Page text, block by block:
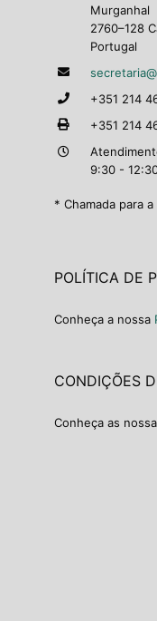
Murganhal
2760–128
Portugal
+351 214
+351 214
9:30 -
* Chamada para
POLÍTICA DE
Conheça a nossa
CONDIÇÕES
Conheça as